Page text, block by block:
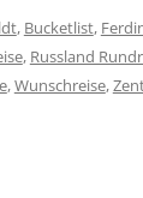
, Bucketlist,
, Russland
,Wunschreise,